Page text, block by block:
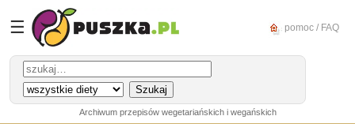
☰ pomoc / FAQ
Archiwum przepisów wegetariańskich i wegańskich